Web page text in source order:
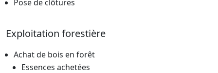
Pose de clôtures
Exploitation forestière
Achat de bois en forêt
Essences achetées